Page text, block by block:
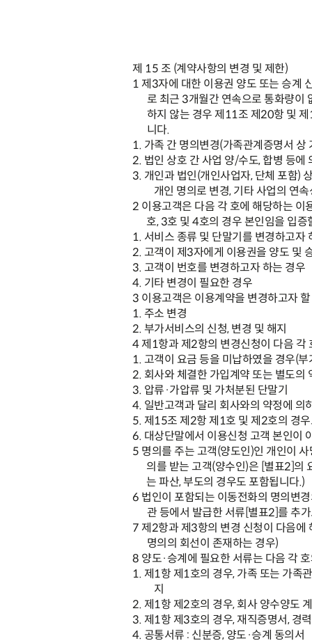
제 15조 (계약사항의 변경 및 제한)
1제 3자에 대한 이용권 양도 또는 승계
로 최근 3개월간 연속으로 통화량이
하지 않는 경우제 11조 제20항 및 제
니다.
1. 가족 간 명의변경(가족관계증명서 상
2. 법인 상호 간 사업 양/수도,합병 등에
3. 개인과 법인(개인사업자,단체 포함)
개인 명의로 변경,기타 사업의 연
2 이용고객은 다음 각 호에 해당하는
호, 3호 및4호의 경우 본인임을 입증
1. 서비스 종류 및 단말기를 변경하고자
2.고객이 제 3자에게 이용권을 양도 및
3.고객이 번호를 변경하고자 하는 경우
4. 기타 변경이 필요한 경우
3 이용고객은 이용계약을 변경하고자
1.주소 변경
2.부가서비스의 신청,변경 및 해지
4제 1항과 제2항의 변경신청이 다음 각
1.고객이 요금 등을 미납하였을 경우(부
2. 회사와 체결한 가입계약 또는 별도의
3. 압류·가압류 및 가처분된 단말기
4. 일반고객과 달리 회사와의 약정에 의
5.제 15조 제 2항 제 1호 및 제 2호의 경
6. 대상단말에서 이용신청 고객 본인이
5 명의를 주는 고객(양도인)인 개인이
의를 받는 고객(양수인)은 [별표2]의
는 파산,부도의 경우도 포함됩니다.)
6 법인이 포함되는 이동전화의 명의변
관 등에서 발급한 서류[별표2]를 추
7제 2항과 제 3항의 변경 신청이 다음에
명의의 회선이 존재하는 경우)
8 양도·승계에 필요한 서류는 다음 각
1.제 1항 제 1호의 경우,가족 또는 가족
지
2.제 1항 제2호의 경우,회사 양수양도
3.제 1항 제 3호의 경우,재직증명서,경
4. 공통서류 : 신분증,양도·승계 동의서